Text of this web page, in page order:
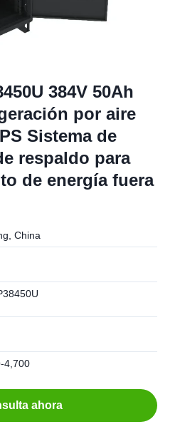
384V 50Ah
por aire
Sistema de
respaldo para
de energía fuera
China
4,700
ahora